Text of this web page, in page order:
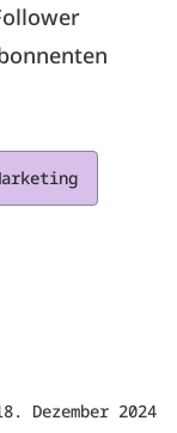
Dezember 2024